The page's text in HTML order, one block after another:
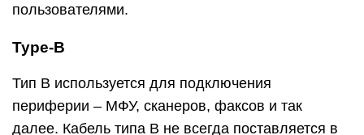
пользователями.
Type-B
Тип B используется для подключения
периферии – МФУ, сканеров, факсов и так
далее. Кабель типа B не всегда поставляется в